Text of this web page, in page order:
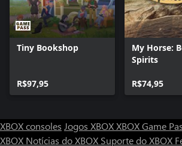
Tiny Bookshop
R$97,95
My Horse:
Spirits
R$74,95
XBOX consoles Jogos XBOXXBOX Game
XBOX Notícias do XBOX Suporte do XBOX